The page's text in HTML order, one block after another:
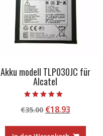
Akku modell TLP030JC für
Alcatel
4.50
von 5
€35.00 Ursprünglicher
war:
€18.93
ist: